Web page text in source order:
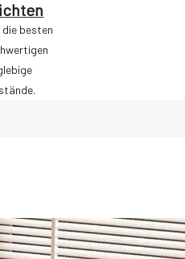
die besten